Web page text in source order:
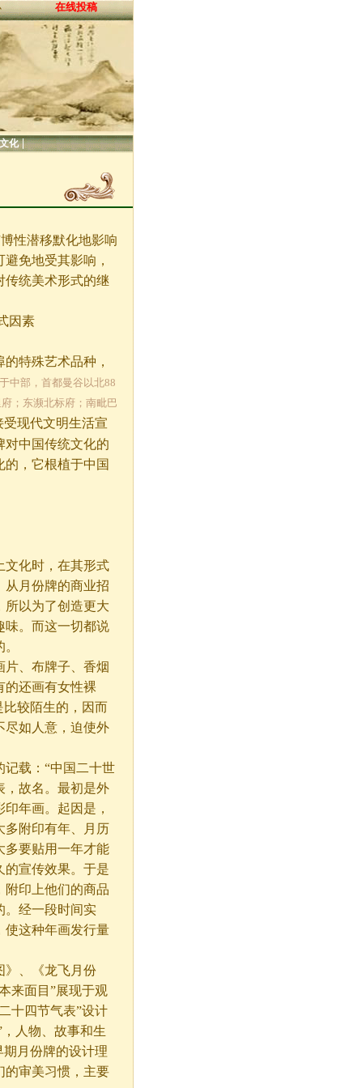
在线投稿
化|
性潜移默化地影响
免地受其影响，
传统美术形式的继
因素
特殊艺术品种，
中部，首都曼谷以北88
；东濒北标府；南毗巴
现代文明生活宣
对中国传统文化的
，它根植于中国
化时，在其形式
从月份牌的商业招
所以为了创造更大
味。而这一切都说
、布牌子、香烟
的还画有女性裸
比较陌生的，因而
尽如人意，迫使外
载：“中国二十世
，故名。最初是外
年画。起因是，
多附印有年、月历
多要贴用一年才能
的宣传效果。于是
附印上他们的商品
。经一段时间实
使这种年画发行量
、《龙飞月份
来面目”展现于观
十四节气表”设计
人物、故事和生
月份牌的设计理
的审美习惯，主要